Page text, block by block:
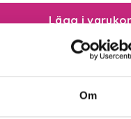
Om
Lägg i
Ekologiskt utbud